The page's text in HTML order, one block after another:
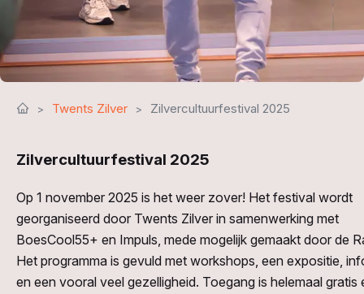
Twents Zilver Zilvercultuurfestival 2025
Zilvercultuurfestival 2025
Op 1 november 2025 is het weer zover! Het festival wordt
georganiseerd door Twents Zilver in samenwerking met
BoesCool55+ en Impuls, mede mogelijk gemaakt door de
Het programma is gevuld met workshops, een expositie,
en een vooral veel gezelligheid. Toegang is helemaal gratis